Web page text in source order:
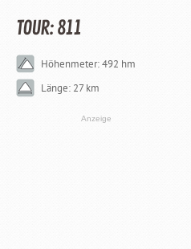
TOUR: 811
Höhenmeter: 492 hm
Länge: 27 km
Anzeige